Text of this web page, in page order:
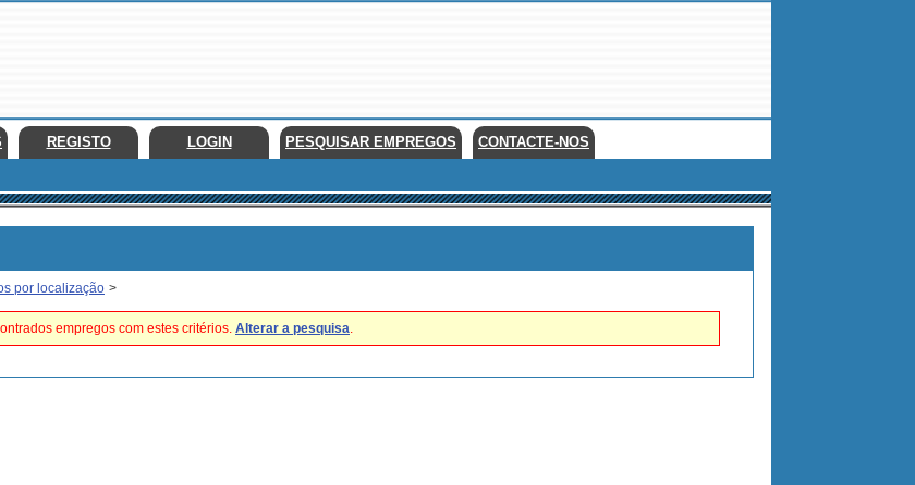
REGISTO LOGIN PESQUISAR EMPREGOS CONTACTE-NOS
por localização >
empregos com estes critérios. Alterar a pesquisa.